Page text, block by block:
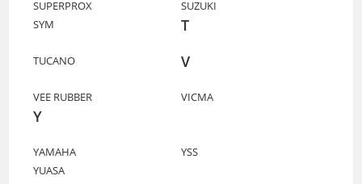
SUPERPROX
SUZUKI
SYM
T
TUCANO V
VEE RUBBER VICMA
Y
YAMAHA
YSS
YUASA